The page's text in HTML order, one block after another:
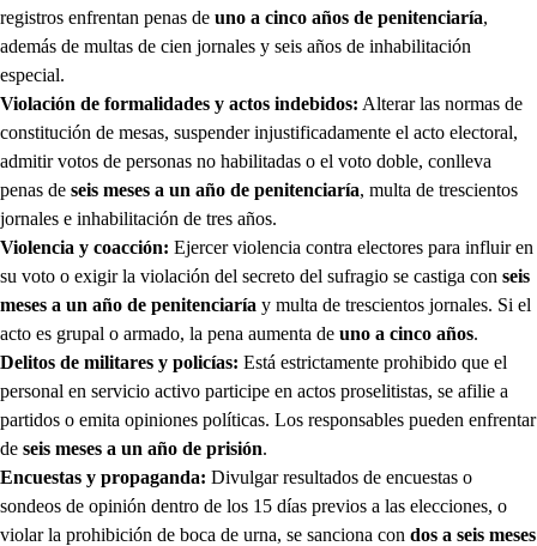
registros enfrentan penas de uno a cinco años de penitenciaría,
además de multas de cien jornales y seis años de inhabilitación
especial.
Violación de formalidades y actos indebidos: Alterar las normas de
constitución de mesas, suspender injustificadamente el acto electoral,
admitir votos de personas no habilitadas o el voto doble, conlleva
penas de seis meses a un año de penitenciaría, multa de trescientos
jornales e inhabilitación de tres años.
Violencia y coacción: Ejercer violencia contra electores para influir en
su voto o exigir la violación del secreto del sufragio se castiga con seis
meses a un año de penitenciaría y multa de trescientos jornales. Si el
acto es grupal o armado, la pena aumenta de uno a cinco años.
Delitos de militares y policías: Está estrictamente prohibido que el
personal en servicio activo participe en actos proselitistas, se afilie a
partidos o emita opiniones políticas. Los responsables pueden enfrentar
de seis meses a un año de prisión.
Encuestas y propaganda: Divulgar resultados de encuestas o
sondeos de opinión dentro de los 15 días previos a las elecciones, o
violar la prohibición de boca de urna, se sanciona con dos a seis meses